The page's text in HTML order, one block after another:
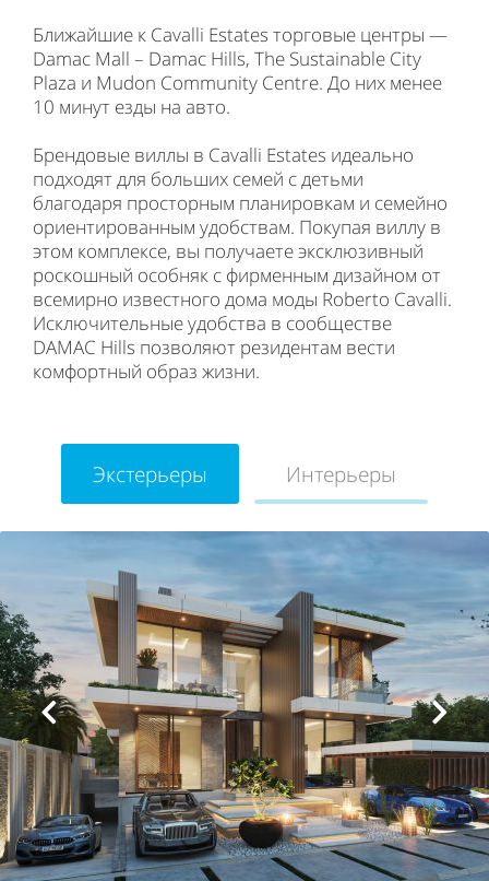
Ближайшие к Cavalli Estates торговые центры —
Damac Mall – Damac Hills, The Sustainable City
Plaza и Mudon Community Centre. До них менее
10 минут езды на авто.
Брендовые виллы в Cavalli Estates идеально
подходят для больших семей с детьми
благодаря просторным планировкам и семейно
ориентированным удобствам. Покупая виллу в
этом комплексе, вы получаете эксклюзивный
роскошный особняк с фирменным дизайном от
всемирно известного дома моды Roberto Cavalli.
Исключительные удобства в сообществе
DAMAC Hills позволяют резидентам вести
комфортный образ жизни.
Экстерьеры Интерьеры